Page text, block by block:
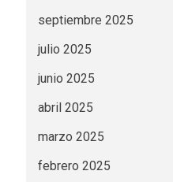
septiembre 2025
julio 2025
junio 2025
abril 2025
marzo 2025
febrero 2025